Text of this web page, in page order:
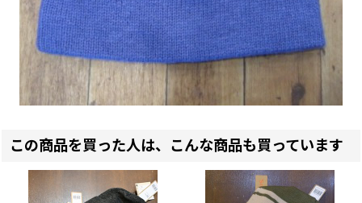
この商品を買った人は、こんな商品も買っています